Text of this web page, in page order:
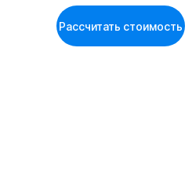
Рассчитать стоимость